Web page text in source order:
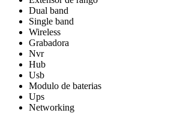
Dual band
Single band
Wireless
Grabadora
Nvr
Hub
Usb
Modulo de baterias
Ups
Networking